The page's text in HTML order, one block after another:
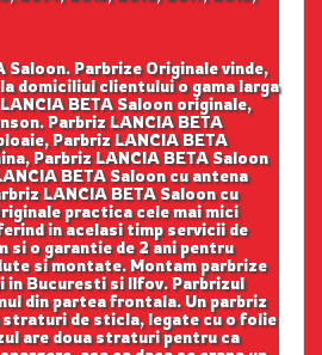
Saloon. Parbrize Originale vinde,
domiciliul clientului o gama larga
BETA Saloon originale,
Parbriz LANCIA BETA
Parbriz LANCIA BETA
Parbriz LANCIA BETA Saloon
BETA Saloon cu antena
LANCIA BETA Saloon cu
practica cele mai mici
in acelasi timp servicii de
si o garantie de 2 ani pentru
si montate. Montam parbrize
in Bucuresti si Ilfov. Parbrizul
din partea frontala. Un parbriz
de sticla, legate cu o folie
are doua straturi pentru ca